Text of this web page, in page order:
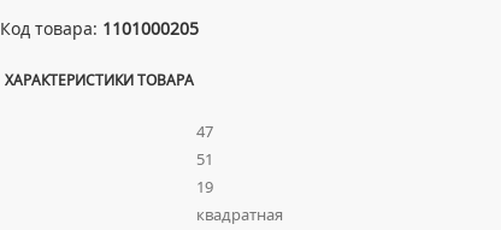
Код товара: 1101000205
ХАРАКТЕРИСТИКИ ТОВАРА
47
51
19
квадратная